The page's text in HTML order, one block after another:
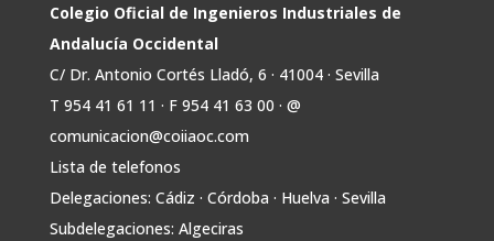
2030 para infraestructuras que permitan la
conexión de vivienda, industria y transporte
electrificado.
Estas medidas se encuentran en la dirección
Avata
COIIAOC @industrialesand · 29 Jul
🤝🏾 @industrialesand desempeña un
Colegio Oficial de Ingenieros Industriales de
Andalucía Occidental
C/ Dr. Antonio Cortés Lladó, 6 · 41004 · Sevilla
T 954 41 61 11 · F 954 41 63 00 · @
comunicacion@coiiaoc.com
Lista de telefonos
Delegaciones: Cádiz · Córdoba · Huelva · Sevilla
Subdelegaciones: Algeciras